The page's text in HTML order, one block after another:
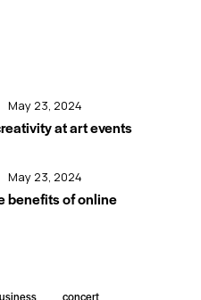
May 23, 2024
at art events
May 23, 2024
benefits of online
concert